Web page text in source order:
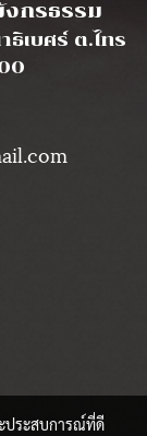
กรธรรม
เบศร์ ต.ไทร
ประสบการณ์ที่ดี